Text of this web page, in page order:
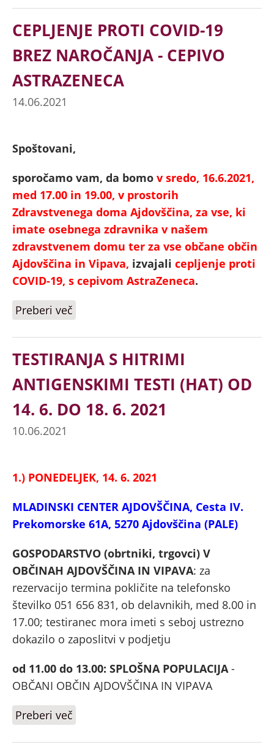
CEPLJENJE PROTI COVID-19
BREZ NAROČANJA - CEPIVO
ASTRAZENECA
14.06.2021
Spoštovani,
sporočamo vam, da bomo v sredo, 16.6.2021,
med 17.00 in 19.00, v prostorih
Zdravstvenega doma Ajdovščina, za vse, ki
imate osebnega zdravnika v našem
zdravstvenem domu ter za vse občane občin
Ajdovščina in Vipava, izvajali cepljenje proti
COVID-19, s cepivom AstraZeneca.
Preberi več
TESTIRANJA S HITRIMI
ANTIGENSKIMI TESTI (HAT) OD
14. 6. DO 18. 6. 2021
10.06.2021
1.) PONEDELJEK, 14. 6. 2021
MLADINSKI CENTER AJDOVŠČINA, Cesta IV.
Prekomorske 61A, 5270 Ajdovščina (PALE)
GOSPODARSTVO (obrtniki, trgovci) V
OBČINAH AJDOVŠČINA IN VIPAVA: za
rezervacijo termina pokličite na telefonsko
številko 051 656 831, ob delavnikih, med 8.00 in
17.00; testiranec mora imeti s seboj ustrezno
dokazilo o zaposlitvi v podjetju
od 11.00 do 13.00: SPLOŠNA POPULACIJA -
OBČANI OBČIN AJDOVŠČINA IN VIPAVA
Preberi več